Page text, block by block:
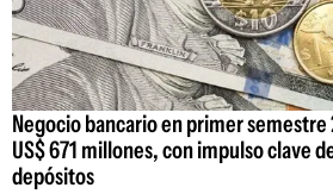
Negocio bancario en primer semestre
US$ 671 millones, con impulso clave
depósitos